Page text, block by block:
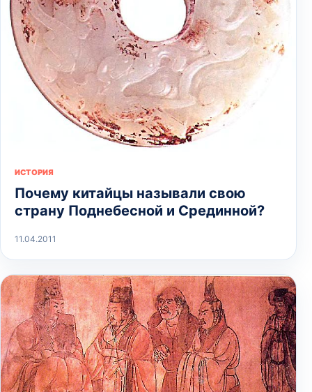
ИСТОРИЯ
Почему китайцы называли свою
страну Поднебесной и Срединной?
11.04.2011